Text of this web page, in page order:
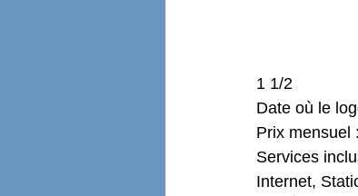
1 1/2
Date où le
Prix mensuel
Services
Internet,